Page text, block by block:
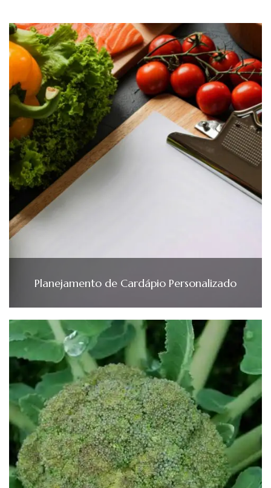
Planejamento de Cardápio Personalizado